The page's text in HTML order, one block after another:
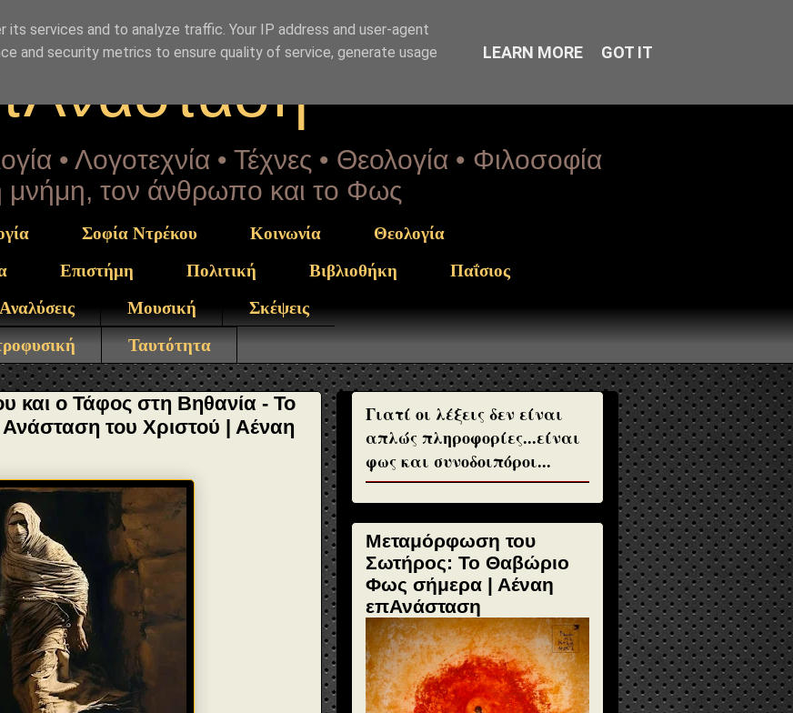
• Λογοτεχνία • Τέχνες • Θεολογία • Φιλοσοφία
μνήμη, τον άνθρωπο και το Φως
Σοφία Ντρέκου Κοινωνία
Θεολογία
Επιστήμη Πολιτική Βιβλιοθήκη
Παΐσιος
Αναλύσεις Μουσική
Σκέψεις
Ταυτότητα
και ο Τάφος στη Βηθανία - Το
Ανάσταση του Χριστού | Αέναη
Γιατί οι λέξεις δεν είναι
απλώς πληροφορίες...είναι
φως και συνοδοιπόροι...
Μεταμόρφωση του
Σωτήρος: Το Θαβώριο
Φως σήμερα | Αέναη
επΑνάσταση
services and to analyze traffic. Your IP address and user-agent
and security metrics to ensure quality of service, generate usage
LEARN MORE GOT IT